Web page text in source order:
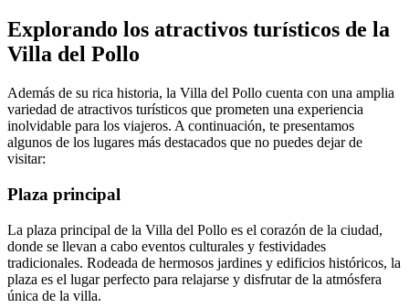
Explorando los atractivos turísticos de la
Villa del Pollo
Además de su rica historia, la Villa del Pollo cuenta con una amplia
variedad de atractivos turísticos que prometen una experiencia
inolvidable para los viajeros. A continuación, te presentamos
algunos de los lugares más destacados que no puedes dejar de
visitar:
Plaza principal
La plaza principal de la Villa del Pollo es el corazón de la ciudad,
donde se llevan a cabo eventos culturales y festividades
tradicionales. Rodeada de hermosos jardines y edificios históricos, la
plaza es el lugar perfecto para relajarse y disfrutar de la atmósfera
única de la villa.